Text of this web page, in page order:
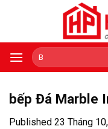
Tìm
kiếm:
bếp Đá Marble
Published 23 Tháng